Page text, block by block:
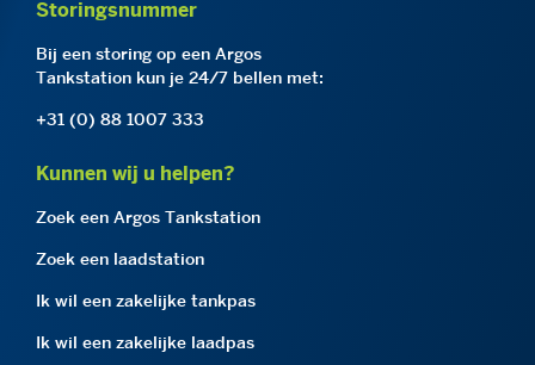
Storingsnummer
Bij een storing op een Argos
Tankstation kun je 24/7 bellen met:
+31 (0) 88 1007 333
Kunnen wij u helpen?
Zoek een Argos Tankstation
Zoek een laadstation
Ik wil een zakelijke tankpas
Ik wil een zakelijke laadpas